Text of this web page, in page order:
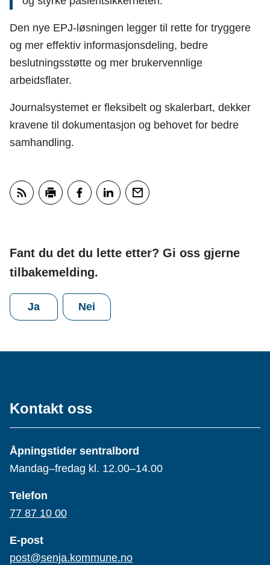
Den nye EPJ-løsningen legger til rette for tryggere
og mer effektiv informasjonsdeling, bedre
beslutningsstøtte og mer brukervennlige
arbeidsflater.
Journalsystemet er fleksibelt og skalerbart, dekker
kravene til dokumentasjon og behovet for bedre
samhandling.
Fant du det du lette etter? Gi oss gjerne
tilbakemelding.
Ja Nei
Kontakt oss
Åpningstider sentralbord
Mandag–fredag kl. 12.00–14.00
Telefon
77 87 10 00
E-post
post@senja.kommune.no